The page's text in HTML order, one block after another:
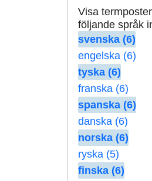
Visa
följande språk
svenska (6)
engelska (6)
tyska (6)
franska (6)
spanska (6)
danska (6)
norska (6)
ryska (5)
finska (6)